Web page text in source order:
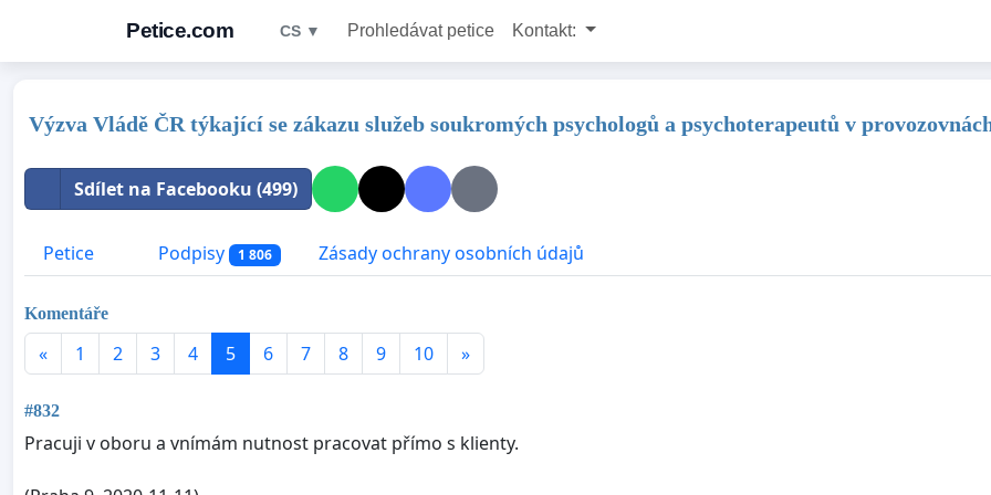
Petice.com CS ▼ Prohledávat petice Kontakt:
Výzva Vládě ČR týkající se zákazu služeb soukromých psychologů a psychoterapeutů v
Sdílet na Facebooku (499)
Petice Podpisy 1 806 Zásady ochrany osobních údajů
Komentáře
« 1 2 3 4 5 6 7 8 9 10 »
#832
Pracuji v oboru a vnímám nutnost pracovat přímo s klienty.